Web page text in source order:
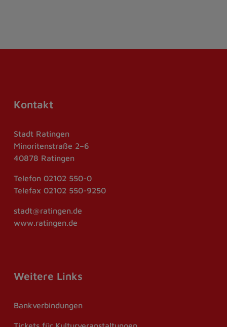
Kontakt
Stadt Ratingen
Minoritenstraße 2–6
40878 Ratingen
Telefon 02102 550-0
Telefax 02102 550-9250
stadt@ratingen.de
www.ratingen.de
Weitere Links
Bankverbindungen